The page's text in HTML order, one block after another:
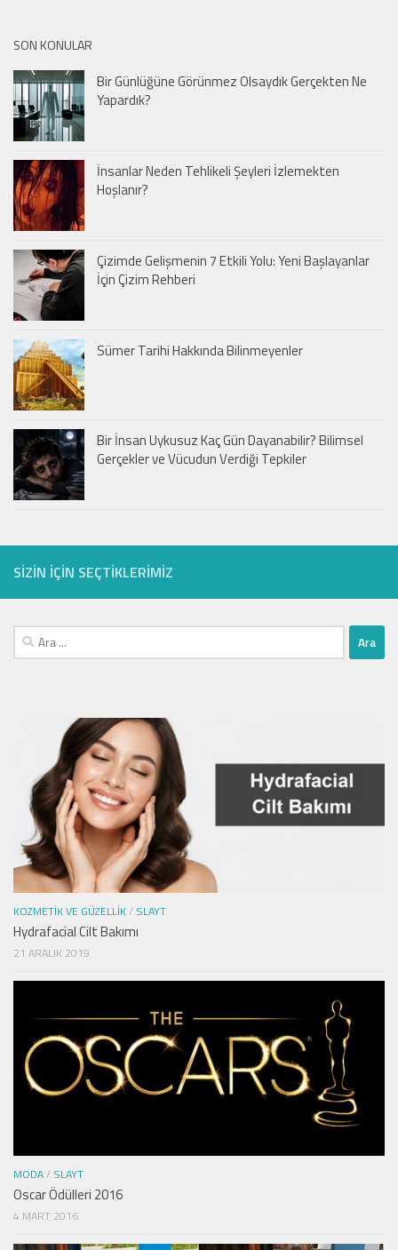
SON KONULAR
Bir Günlüğüne Görünmez Olsaydık Gerçekten Ne
Yapardık?
İnsanlar Neden Tehlikeli Şeyleri İzlemekten
Hoşlanır?
Çizimde Gelişmenin 7 Etkili Yolu: Yeni Başlayanlar
İçin Çizim Rehberi
Sümer Tarihi Hakkında Bilinmeyenler
Bir İnsan Uykusuz Kaç Gün Dayanabilir? Bilimsel
Gerçekler ve Vücudun Verdiği Tepkiler
SIZIN IÇIN SEÇTIKLERIMIZ
Arama:
KOZMETIK VE GÜZELLIK/ SLAYT
Hydrafacial Cilt Bakımı
21 ARALIK 2019
MODA/ SLAYT
Oscar Ödülleri 2016
4 MART 2016